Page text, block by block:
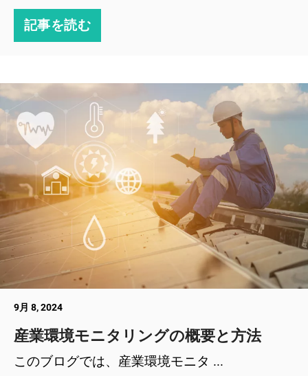
記事を読む
9月 8, 2024
産業環境モニタリングの概要と方法
このブログでは、産業環境モニタ ...